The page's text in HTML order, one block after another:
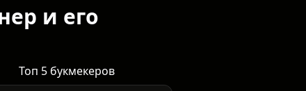
и его
Топ 5 букмекеров